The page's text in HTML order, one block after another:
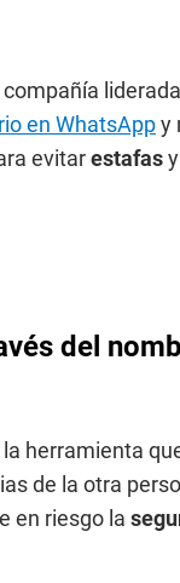
en WhatsAppy
evitarestafas
del
herramienta
de la otra
en riesgo la